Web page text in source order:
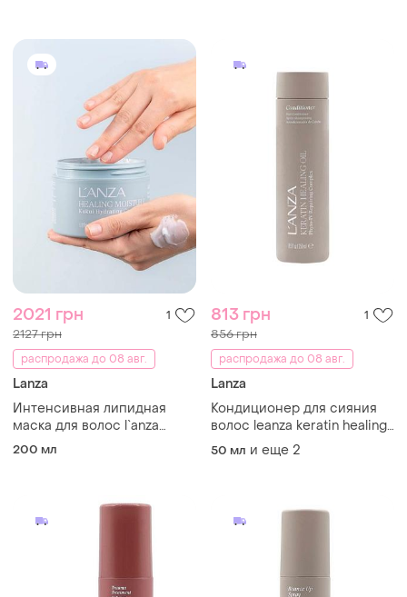
2021 грн 1
2127 грн
распродажа до 08 авг.
Lanza
Интенсивная липидная
маска для волос l`anza
healing moisture moi moi
200 мл
813 грн 1
856 грн
распродажа до 08 авг.
Lanza
Кондиционер для сияния
волос leanza keratin healing
oil conditioner
50 мл и еще 2